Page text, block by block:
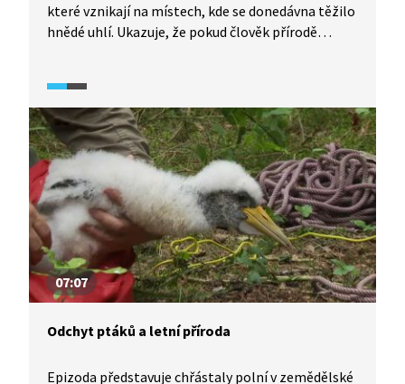
které vznikají na místech, kde se donedávna těžilo
hnědé uhlí. Ukazuje, že pokud člověk přírodě
i zdánlivě nezhojitelné šrámy a vrátit život
do zdánlivé měsíční krajiny. Pojďte se s námi
podívat na malé zázraky, které se dějí v narušené
krajině právě teď.
07:07
Odchyt ptáků a letní příroda
Epizoda představuje chřástaly polní v zemědělské